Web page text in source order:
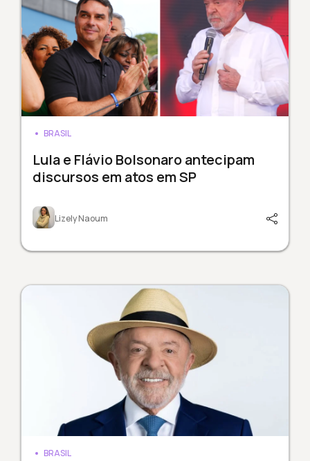
BRASIL
Lula e Flávio Bolsonaro antecipam
discursos em atos em SP
Lizely Naoum
BRASIL